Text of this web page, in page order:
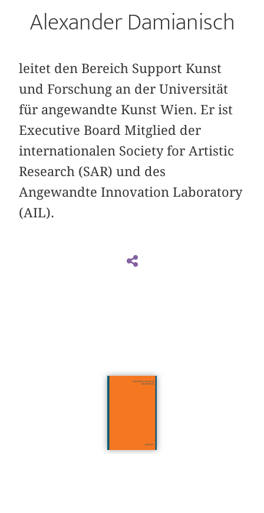
Alexander Damianisch
leitet den Bereich Support Kunst
und Forschung an der Universität
für angewandte Kunst Wien. Er ist
Executive Board Mitglied der
internationalen Society for Artistic
Research (SAR) und des
Angewandte Innovation Laboratory
(AIL).